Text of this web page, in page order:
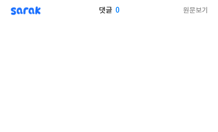
sarak 댓글 0 원문보기